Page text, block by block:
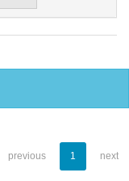
previous 1 next